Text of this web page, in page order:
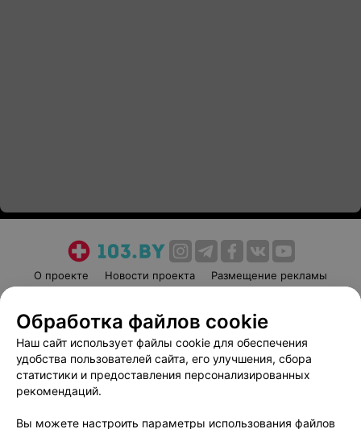
О проекте Новости проекта
Размещение рекламы
Пользовательское соглашение
Способы оплаты
Вакансии
Партнеры
Написать руководителю 103.by
Обработка файлов cookie
Наш сайт использует файлы cookie для обеспечения
удобства пользователей сайта, его улучшения, сбора
статистики и предоставления персонализированных
рекомендаций.
Вы можете настроить параметры использования файлов